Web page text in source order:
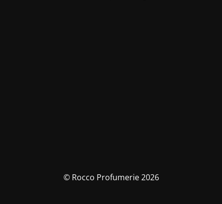
© Rocco Profumerie 2026